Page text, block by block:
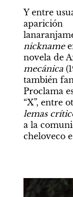
Y entre
aparición
nickname
novela de
mecánica
también
Proclama
“X”, entre
lemas
a la
cheloveco